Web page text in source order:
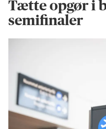
Tætte opgør i
semifinaler